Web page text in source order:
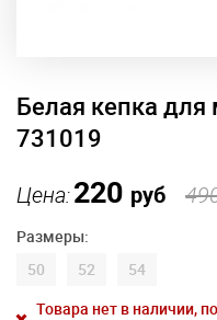
Белая кепка для
731019
Цена:220 руб
Размеры:
50
52
54
Товара нет в наличии,